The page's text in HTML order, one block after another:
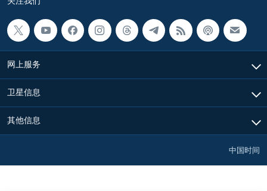
网上服务
卫星信息
其他信息
中国时间